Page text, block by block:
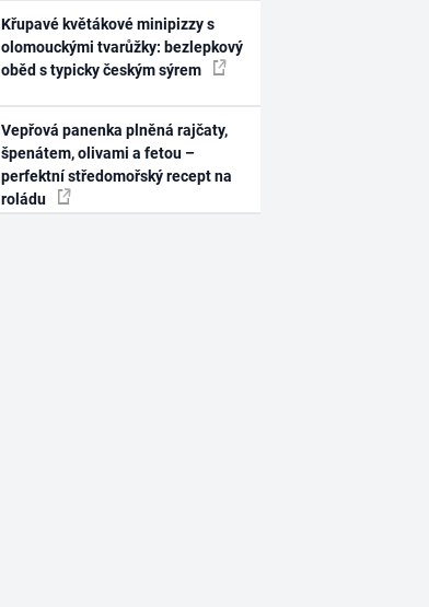
Křupavé květákové minipizzy s
olomouckými tvarůžky: bezlepkový
oběd s typicky českým sýrem
Vepřová panenka plněná rajčaty,
špenátem, olivami a fetou –
perfektní středomořský recept na
roládu